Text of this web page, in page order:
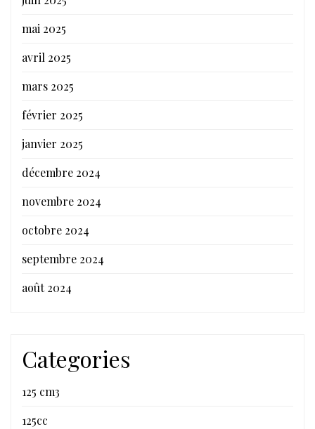
mai 2025
avril 2025
mars 2025
février 2025
janvier 2025
décembre 2024
novembre 2024
octobre 2024
septembre 2024
août 2024
Categories
125 cm3
125cc